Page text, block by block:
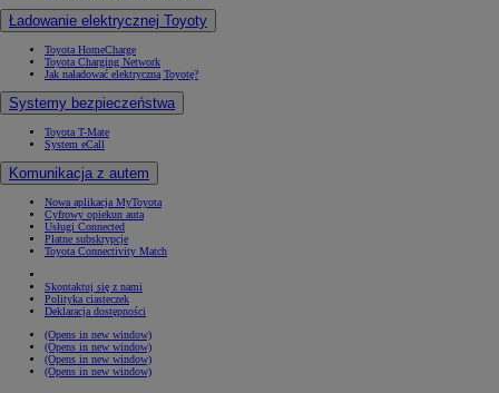
Ładowanie elektrycznej Toyoty
Toyota HomeCharge
Toyota Charging Network
Jak naładować elektryczną Toyotę?
Systemy bezpieczeństwa
Toyota T-Mate
System eCall
Komunikacja z autem
Nowa aplikacja MyToyota
Cyfrowy opiekun auta
Usługi Connected
Płatne subskrypcje
Toyota Connectivity Match
Skontaktuj się z nami
Polityka ciasteczek
Deklaracja dostępności
(Opens in new window)
(Opens in new window)
(Opens in new window)
(Opens in new window)